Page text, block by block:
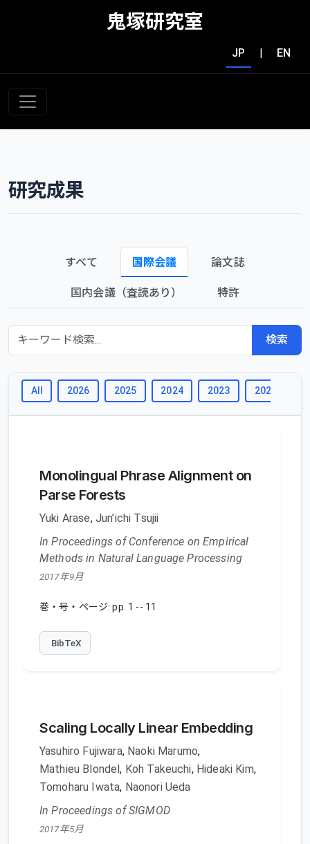
鬼塚研究室
JP | EN
研究成果
すべて 国際会議 論文誌
国内会議（査読あり） 特許
検索
All 2026 2025 2024 2023 2022
Monolingual Phrase Alignment on
Parse Forests
Yuki Arase, Jun’ichi Tsujii
In Proceedings of Conference on Empirical
Methods in Natural Language Processing
2017年9月
巻・号・ページ: pp. 1 -- 11
BibTeX
Scaling Locally Linear Embedding
Yasuhiro Fujiwara, Naoki Marumo,
Mathieu Blondel, Koh Takeuchi, Hideaki Kim,
Tomoharu Iwata, Naonori Ueda
In Proceedings of SIGMOD
2017年5月